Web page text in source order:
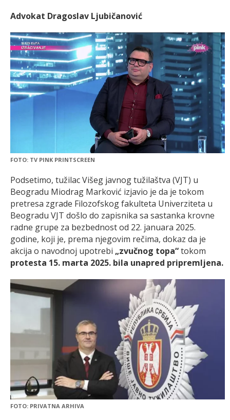
Advokat Dragoslav Ljubičanović
FOTO: TV PINK PRINTSCREEN
Podsetimo, tužilac Višeg javnog tužilaštva (VJT) u
Beogradu Miodrag Marković izjavio je da je tokom
pretresa zgrade Filozofskog fakulteta Univerziteta u
Beogradu VJT došlo do zapisnika sa sastanka krovne
radne grupe za bezbednost od 22. januara 2025.
godine, koji je, prema njegovim rečima, dokaz da je
akcija o navodnoj upotrebi „zvučnog topa“tokom
protesta 15. marta 2025. bila unapred pripremljena.
FOTO: PRIVATNA ARHIVA